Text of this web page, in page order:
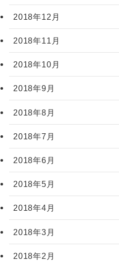
2018年12月
2018年11月
2018年10月
2018年9月
2018年8月
2018年7月
2018年6月
2018年5月
2018年4月
2018年3月
2018年2月